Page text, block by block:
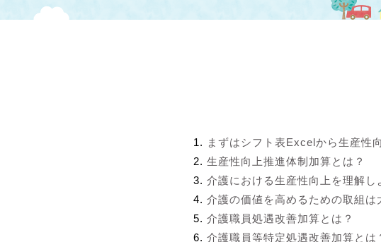
まずはシフト表Excelから生産性
生産性向上推進体制加算とは？
介護における生産性向上を理解し
介護の価値を高めるための取組は
介護職員処遇改善加算とは？
介護職員等特定処遇改善加算とは